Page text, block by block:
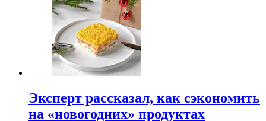
Эксперт рассказал, как сэкономить
на «новогодних» продуктах